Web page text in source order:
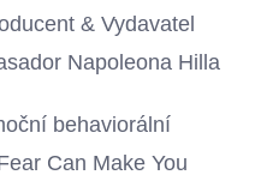
& Vydavatel
Napoleona Hilla
behaviorální
Can Make You